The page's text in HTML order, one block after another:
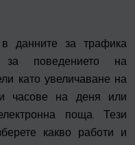
данните за трафика
поведението на
като увеличаване на
часове на деня или
поща. Тези
какво работи и